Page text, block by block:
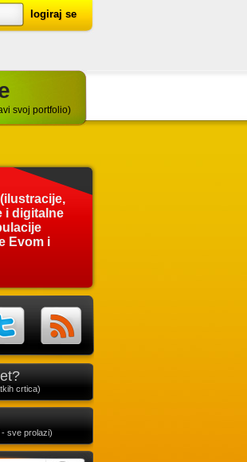
svoj portfolio)
i digitalne
Evom i
crtica)
- sve prolazi)